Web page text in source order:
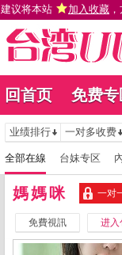
建议将本站 加入收藏
回首页 免费专
业绩排行 一对多收费
全部在線 台妹专区
媽媽咪 一对
免費視訊 进入